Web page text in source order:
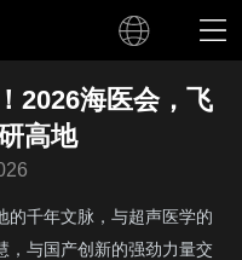
2026海医会，飞
高地
的千年文脉，与超声医学的
，与国产创新的强劲力量交